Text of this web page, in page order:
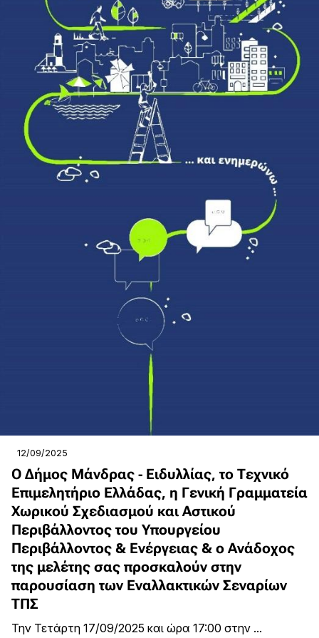
12/09/2025
Ο Δήμος Μάνδρας - Ειδυλλίας, το Τεχνικό
Επιμελητήριο Ελλάδας, η Γενική Γραμματεία
Χωρικού Σχεδιασμού και Αστικού
Περιβάλλοντος του Υπουργείου
Περιβάλλοντος & Ενέργειας & ο Ανάδοχος
της μελέτης σας προσκαλούν στην
παρουσίαση των Εναλλακτικών Σεναρίων
ΤΠΣ
Την Τετάρτη 17/09/2025 και ώρα 17:00 στην ...